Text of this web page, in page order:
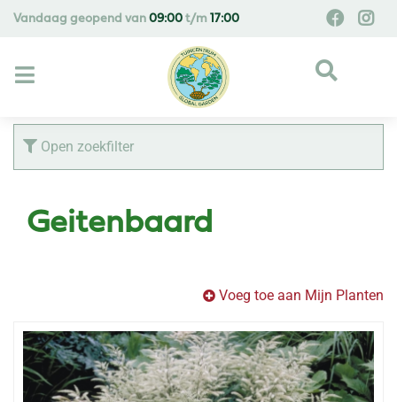
Vandaag geopend van 09:00 t/m 17:00
Open zoekfilter
Geitenbaard
Voeg toe aan Mijn Planten